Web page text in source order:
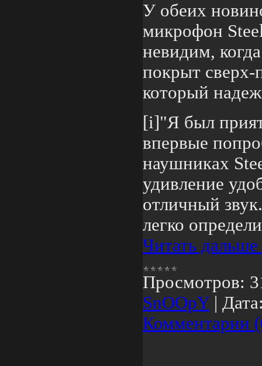
У обеих
микрофон
невидим,
покрыт
который
[i]"Я был
впервые
наушниках
удивление
отличный
легко
Читать дальше
Просмотров:
SnOOpY
Комментарии